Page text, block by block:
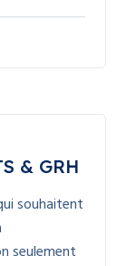
& GRH
souhaitent
seulement